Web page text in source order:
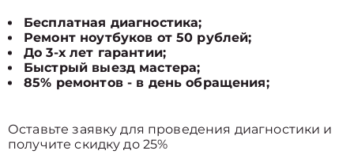
Бесплатная диагностика;
Ремонт ноутбуков от 50 рублей;
До 3-х лет гарантии;
Быстрый выезд мастера;
85% ремонтов - в день обращения;
Оставьте заявку для проведения диагностики и
получите скидку до 25%